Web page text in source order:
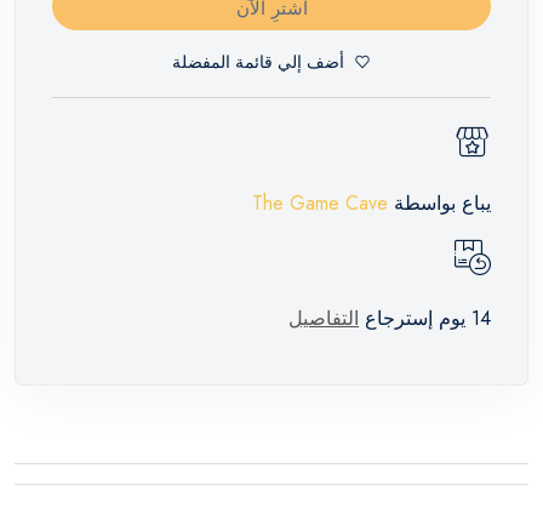
اشترِ الآن
أضف إلي قائمة المفضلة
يباع بواسطة The Game Cave
14 يوم إسترجاع التفاصيل